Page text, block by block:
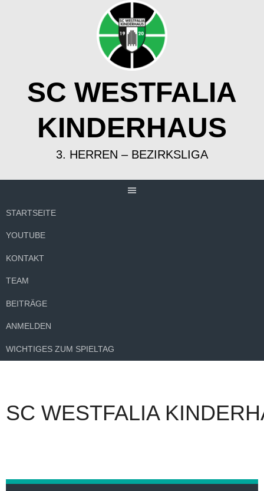
SC WESTFALIA
KINDERHAUS
3. HERREN – BEZIRKSLIGA
STARTSEITE
YOUTUBE
KONTAKT
TEAM
BEITRÄGE
ANMELDEN
WICHTIGES ZUM SPIELTAG
SC WESTFALIA